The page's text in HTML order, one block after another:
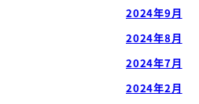
2024年9月
2024年8月
2024年7月
2024年2月